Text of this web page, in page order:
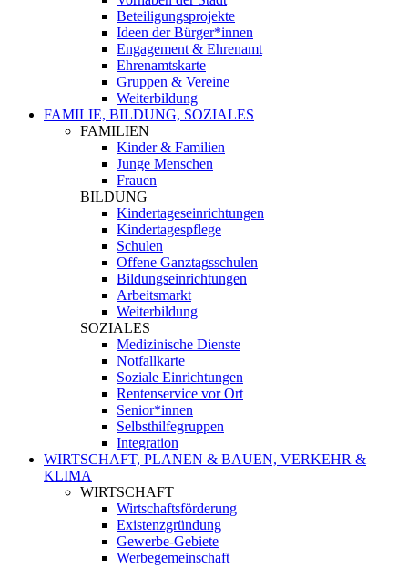
Beteiligungsprojekte
Ideen der Bürger*innen
Engagement & Ehrenamt
Ehrenamtskarte
Gruppen & Vereine
Weiterbildung
FAMILIE, BILDUNG, SOZIALES
FAMILIEN
Kinder & Familien
Junge Menschen
Frauen
BILDUNG
Kindertageseinrichtungen
Kindertagespflege
Schulen
Offene Ganztagsschulen
Bildungseinrichtungen
Arbeitsmarkt
Weiterbildung
SOZIALES
Medizinische Dienste
Notfallkarte
Soziale Einrichtungen
Rentenservice vor Ort
Senior*innen
Selbsthilfegruppen
Integration
WIRTSCHAFT, PLANEN & BAUEN, VERKEHR &
KLIMA
WIRTSCHAFT
Wirtschaftsförderung
Existenzgründung
Gewerbe-Gebiete
Werbegemeinschaft